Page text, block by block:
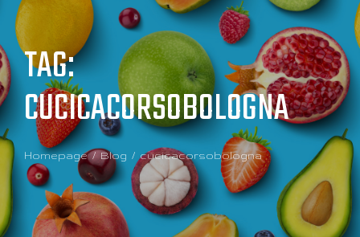
TAG:
CUCICACORSOBOLOGNA
Homepage Blog cucicacorsobologna